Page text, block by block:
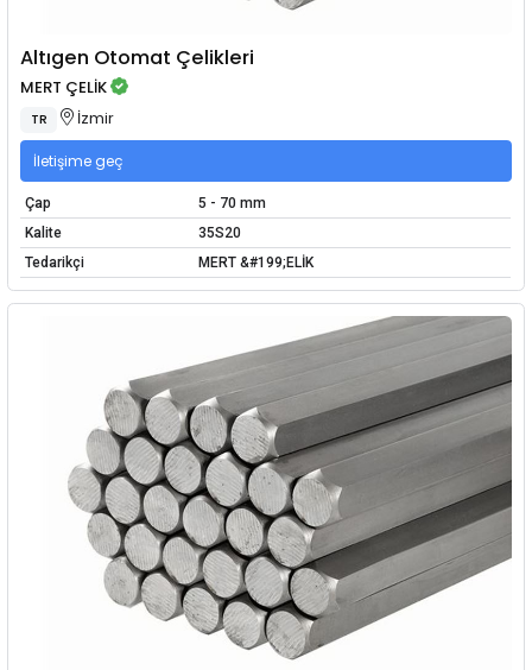
Altıgen Otomat Çelikleri
MERT ÇELİK
TR İzmir
İletişime geç
Çap
5 - 70 mm
Kalite
35S20
Tedarikçi
MERT &#199;ELİK